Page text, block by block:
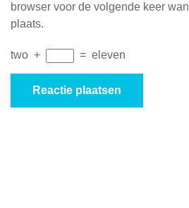
browser voor de volgende keer
plaats.
two + = eleven